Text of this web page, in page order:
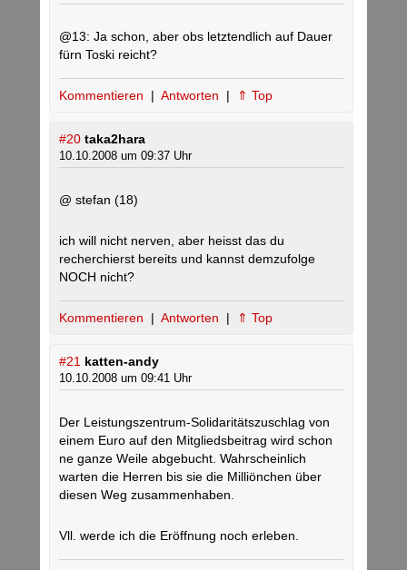
@13: Ja schon, aber obs letztendlich auf Dauer
fürn Toski reicht?
Kommentieren | Antworten | ⇑ Top
#20 taka2hara
10.10.2008 um 09:37 Uhr
@ stefan (18)
ich will nicht nerven, aber heisst das du
recherchierst bereits und kannst demzufolge
NOCH nicht?
Kommentieren | Antworten | ⇑ Top
#21 katten-andy
10.10.2008 um 09:41 Uhr
Der Leistungszentrum-Solidaritätszuschlag von
einem Euro auf den Mitgliedsbeitrag wird schon
ne ganze Weile abgebucht. Wahrscheinlich
warten die Herren bis sie die Milliönchen über
diesen Weg zusammenhaben.
Vll. werde ich die Eröffnung noch erleben.